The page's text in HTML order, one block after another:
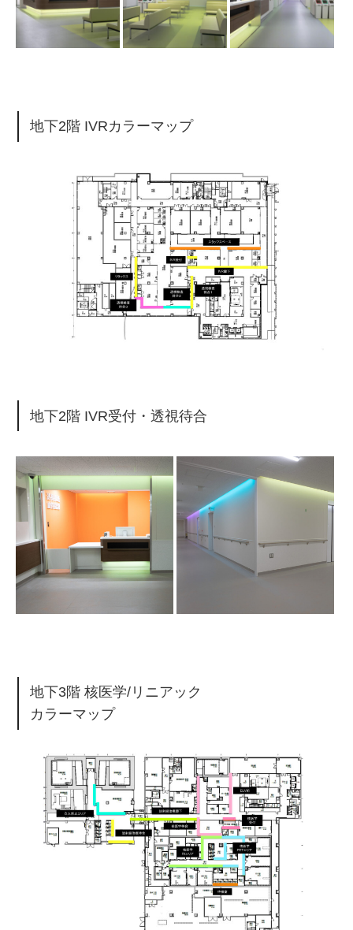
地下2階 IVRカラーマップ
地下2階 IVR受付・透視待合
地下3階 核医学/リニアック
カラーマップ